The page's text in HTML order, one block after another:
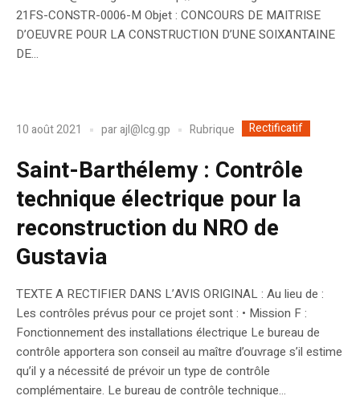
21FS-CONSTR-0006-M Objet : CONCOURS DE MAITRISE
D’OEUVRE POUR LA CONSTRUCTION D’UNE SOIXANTAINE
DE...
10 août 2021 parajl@lcg.gp Rubrique Rectificatif
Saint-Barthélemy : Contrôle
technique électrique pour la
reconstruction du NRO de
Gustavia
TEXTE A RECTIFIER DANS L’AVIS ORIGINAL : Au lieu de :
Les contrôles prévus pour ce projet sont : • Mission F :
Fonctionnement des installations électrique Le bureau de
contrôle apportera son conseil au maître d’ouvrage s’il estime
qu’il y a nécessité de prévoir un type de contrôle
complémentaire. Le bureau de contrôle technique...